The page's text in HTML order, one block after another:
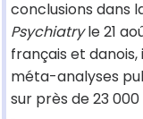
conclusions dans
Psychiatryle 21
français et danois,
méta-analyses
sur près de 23